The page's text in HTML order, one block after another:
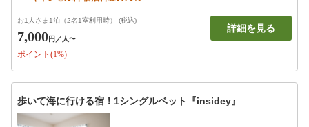
お1人さま1泊（2名1室利用時） (税込)
7,000円 ／人〜
ポイント(1%)
詳細を見る
歩いて海に行ける宿！1シングルベット『insidey』